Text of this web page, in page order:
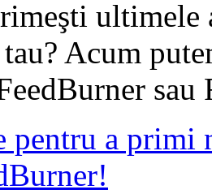
Acum
sau
pentru a primi